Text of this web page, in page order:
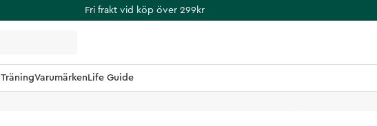
Fri frakt vid köp över 299kr
TräningVarumärkenLife Guide